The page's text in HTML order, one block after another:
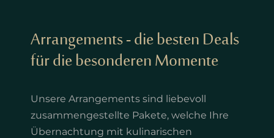
Arrangements - die besten Deals
für die besonderen Momente
Unsere Arrangements sind liebevoll
zusammengestellte Pakete, welche Ihre
Übernachtung mit kulinarischen
• Ausblick 2 (50 m²)
• Ausblick 1+2 (120 m²)
• Einblick (50 m²)
Tagung anfragen
Hochzeiten
Abschied in Würde
Koch
Fachkraft für Haustechnik
Mitarbeiter Housekeeping
Bewerbungsformular